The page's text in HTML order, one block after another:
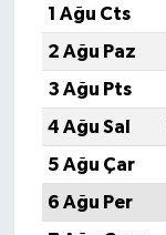
1 Ağu Cts
2 Ağu Paz
3 Ağu Pts
4 Ağu Sal
5 Ağu Çar
6 Ağu Per